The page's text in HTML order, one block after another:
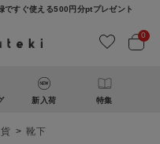
すぐ使える500円分ptプレゼント
0
新入荷 特集
靴下